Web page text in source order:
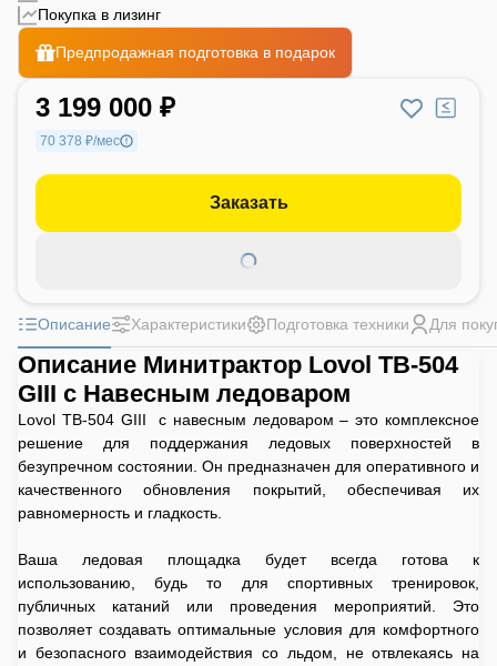
Покупка в лизинг
Предпродажная подготовка в подарок
3 199 000 ₽
70 378 ₽/мес
Заказать
Описание Характеристики Подготовка техники Для
Описание Минитрактор Lovol TB-504
GIII с Навесным ледоваром
Lovol TB-504 GIII с навесным ледоваром – это комплексное
решение для поддержания ледовых поверхностей в
безупречном состоянии. Он предназначен для оперативного и
качественного обновления покрытий, обеспечивая их
равномерность и гладкость.
Ваша ледовая площадка будет всегда готова к
использованию, будь то для спортивных тренировок,
публичных катаний или проведения мероприятий. Это
позволяет создавать оптимальные условия для комфортного
и безопасного взаимодействия со льдом, не отвлекаясь на